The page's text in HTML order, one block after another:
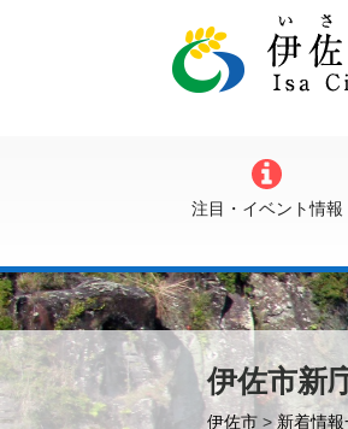
注目・イベント情報
伊佐市新
伊佐市 >新着情